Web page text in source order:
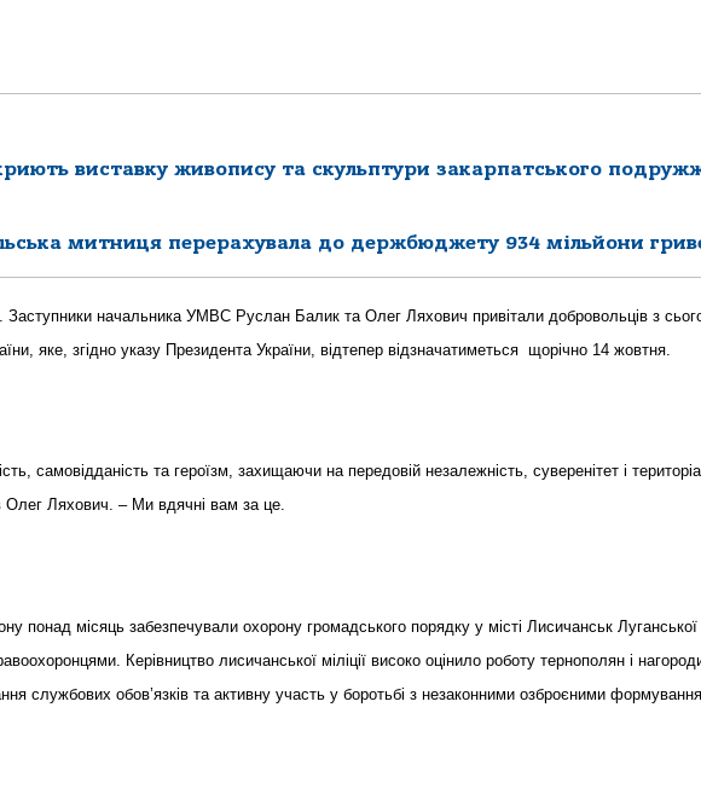
виставку живопису та скульптури закарпатського
митниця перерахувала до держбюджету 934 мільйони
Заступники начальника УМВС Руслан Балик та Олег Ляхович привітали добровольців з
яке, згідно указу Президента України, відтепер відзначатиметься щорічно 14 жовтня.
самовідданість та героїзм, захищаючи на передовій незалежність, суверенітет і
Олег Ляхович. – Ми вдячні вам за це.
понад місяць забезпечували охорону громадського порядку у місті Лисичанськ Луганської
Керівництво лисичанської міліції високо оцінило роботу тернополян і
службових обов’язків та активну участь у боротьбі з незаконними озброєними